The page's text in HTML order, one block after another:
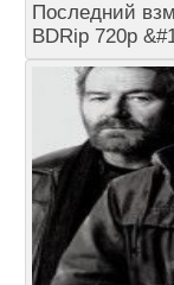
Последний
BDRip 720p